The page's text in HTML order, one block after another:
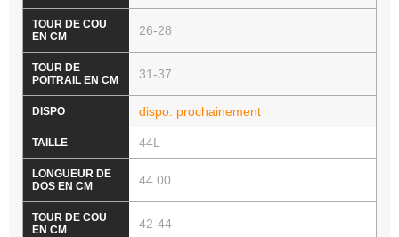
26-28
31-37
dispo. prochainement
44L
44.00
42-44